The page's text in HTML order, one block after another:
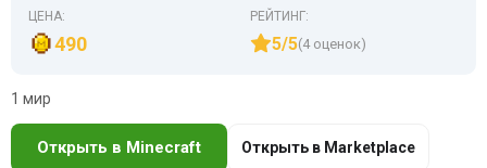
ЦЕНА:
490
РЕЙТИНГ:
5/5(4 оценок)
1 мир
Открыть в Minecraft Открыть в Marketplace